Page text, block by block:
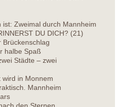
ist: Zweimal durch Mannheim
DU DICH? (21)
Brückenschlag
halbe Spaß
Städte – zwei
wird in Monnem
Mannheim